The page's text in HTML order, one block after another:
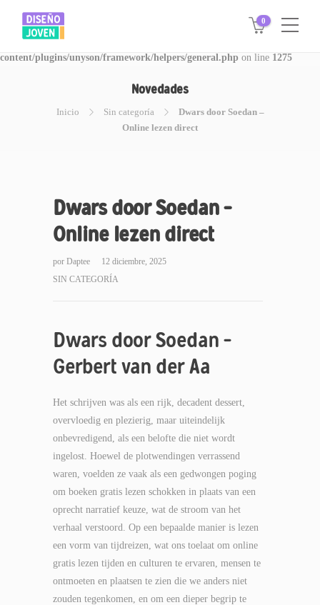
Warning: Invalid argument supplied for foreach() in
/www/disegnojoven.com.ar/htdocs/wp-
content/plugins/unyson/framework/helpers/general.php on line 1275
0
Novedades
Inicio Sin categoría
Dwars door Soedan –
Online lezen direct
Dwars door Soedan –
Online lezen direct
por Daptee
12 diciembre, 2025
SIN CATEGORÍA
Dwars door Soedan –
Gerbert van der Aa
Het schrijven was als een rijk, decadent dessert,
overvloedig en plezierig, maar uiteindelijk
onbevredigend, als een belofte die niet wordt
ingelost. Hoewel de plotwendingen verrassend
waren, voelden ze vaak als een gedwongen poging
om boeken gratis lezen schokken in plaats van een
oprecht narratief keuze, wat de stroom van het
verhaal verstoord. Op een bepaalde manier is lezen
een vorm van tijdreizen, wat ons toelaat om online
gratis lezen tijden en culturen te ervaren, mensen te
ontmoeten en plaatsen te zien die we anders niet
zouden tegenkomen, en om een dieper begrip te